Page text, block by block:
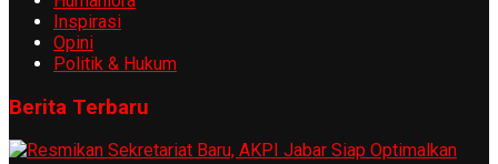
Inspirasi
Opini
Politik & Hukum
Berita Terbaru